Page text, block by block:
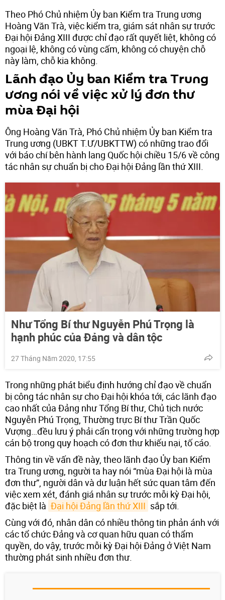
Theo Phó Chủ nhiệm Ủy ban Kiểm tra Trung ương
Hoàng Văn Trà, việc kiểm tra, giám sát nhân sự trước
Đại hội Đảng XIII được chỉ đạo rất quyết liệt, không có
ngoại lệ, không có vùng cấm, không có chuyện chỗ
này làm, chỗ kia không.
Lãnh đạo Ủy ban Kiểm tra Trung
ương nói về việc xử lý đơn thư
mùa Đại hội
Ông Hoàng Văn Trà, Phó Chủ nhiệm Ủy ban Kiểm tra
Trung ương (UBKT T.Ư/UBKTTW) có những trao đổi
với báo chí bên hành lang Quốc hội chiều 15/6 về công
tác nhân sự chuẩn bị cho Đại hội Đảng lần thứ XIII.
Như Tổng Bí thư Nguyễn Phú Trọng là
hạnh phúc của Đảng và dân tộc
27 Tháng Năm 2020, 17:55
Trong những phát biểu định hướng chỉ đạo về chuẩn
bị công tác nhân sự cho Đại hội khóa tới, các lãnh đạo
cao nhất của Đảng như Tổng Bí thư, Chủ tịch nước
Nguyễn Phú Trọng, Thường trực Bí thư Trần Quốc
Vượng…đều lưu ý phải cẩn trọng với những trường hợp
cán bộ trong quy hoạch có đơn thư khiếu nại, tố cáo.
Thông tin về vấn đề này, theo lãnh đạo Ủy ban Kiểm
tra Trung ương, người ta hay nói “mùa Đại hội là mùa
đơn thư”, người dân và dư luận hết sức quan tâm đến
việc xem xét, đánh giá nhân sự trước mỗi kỳ Đại hội,
đặc biệt là Đại hội Đảng lần thứ XIII sắp tới.
Cùng với đó, nhân dân có nhiều thông tin phản ánh với
các tổ chức Đảng và cơ quan hữu quan có thẩm
quyền, do vậy, trước mỗi kỳ Đại hội Đảng ở Việt Nam
thường phát sinh nhiều đơn thư.